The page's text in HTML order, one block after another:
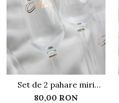
Set de 2 pahare miri
personalizate cu cristale
80,00 RON